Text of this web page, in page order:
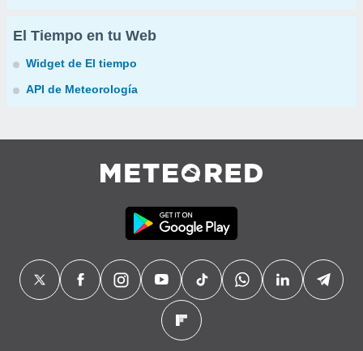
El Tiempo en tu Web
Widget de El tiempo
API de Meteorología